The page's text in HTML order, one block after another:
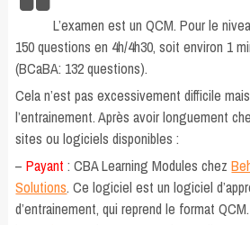
L’examen est un QCM. Pour le
150 questions en 4h/4h30, soit environ 1
(BCaBA: 132 questions).
Cela n’est pas excessivement difficile
l’entrainement. Après avoir longuement
sites ou logiciels disponibles :
–Payant : CBA Learning Modules chez
Solutions. Ce logiciel est un logiciel
d’entrainement, qui reprend le format